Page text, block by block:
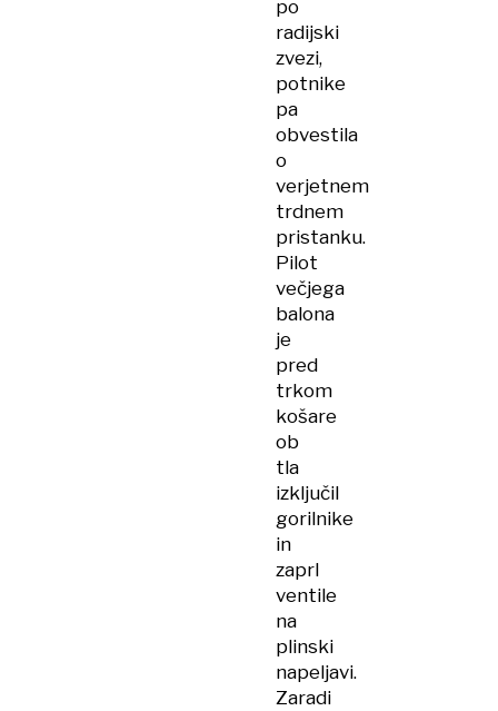
po
radijski
zvezi,
potnike
pa
obvestila
o
verjetnem
trdnem
pristanku.
Pilot
večjega
balona
je
pred
trkom
košare
ob
tla
izključil
gorilnike
in
zaprl
ventile
na
plinski
napeljavi.
Zaradi